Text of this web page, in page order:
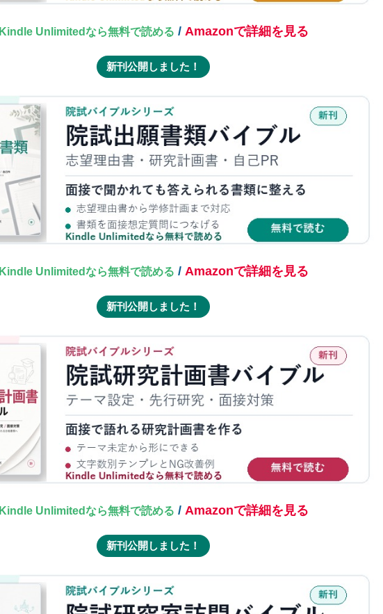
Kindle Unlimitedなら無料で読める / Amazonで詳細を見る
新刊公開しました！
Kindle Unlimitedなら無料で読める / Amazonで詳細を見る
新刊公開しました！
Kindle Unlimitedなら無料で読める / Amazonで詳細を見る
新刊公開しました！